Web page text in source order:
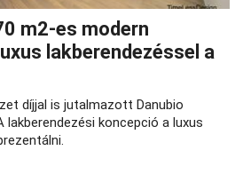
m2-es modern
lakberendezéssel a
díjjal is jutalmazott Danubio
lakberendezési koncepció a luxus